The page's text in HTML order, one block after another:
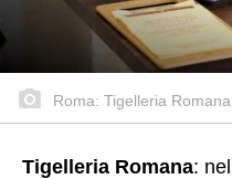
Roma: Tigelleria
Tigelleria Romana: